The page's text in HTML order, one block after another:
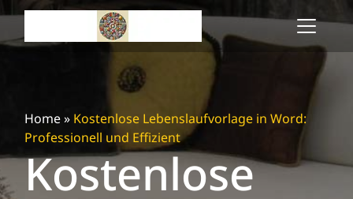
content
Home» Kostenlose Lebenslaufvorlage in Word:
Professionell und Effizient
Kostenlose